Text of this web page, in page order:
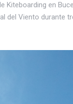
Kiteboarding en
del Viento durante